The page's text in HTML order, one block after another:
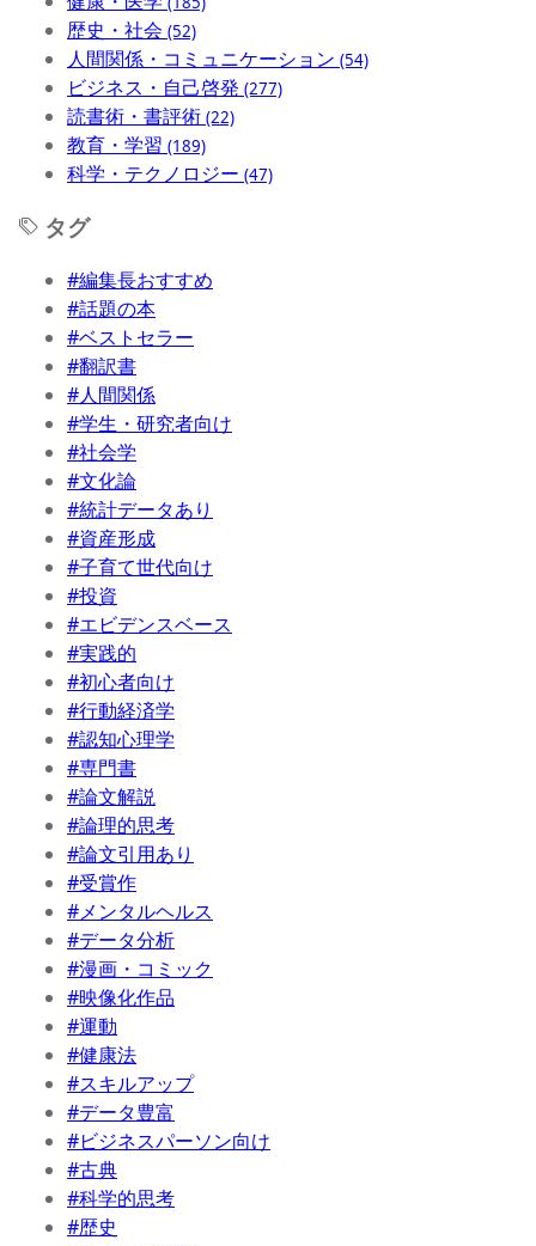
歴史・社会 (52)
人間関係・コミュニケーション (54)
ビジネス・自己啓発 (277)
読書術・書評術 (22)
教育・学習 (189)
科学・テクノロジー (47)
タグ
#編集長おすすめ
#話題の本
#ベストセラー
#翻訳書
#人間関係
#学生・研究者向け
#社会学
#文化論
#統計データあり
#資産形成
#子育て世代向け
#投資
#エビデンスベース
#実践的
#初心者向け
#行動経済学
#認知心理学
#専門書
#論文解説
#論理的思考
#論文引用あり
#受賞作
#メンタルヘルス
#データ分析
#漫画・コミック
#映像化作品
#運動
#健康法
#スキルアップ
#データ豊富
#ビジネスパーソン向け
#古典
#科学的思考
#歴史